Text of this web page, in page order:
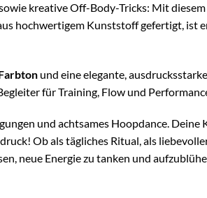
kreative Off-Body-Tricks: Mit
hochwertigem Kunststoff gefertigt, ist
und eine elegante,
für Training, Flow und
und achtsames Hoopdance.
Ob als tägliches Ritual, als
neue Energie zu tanken und